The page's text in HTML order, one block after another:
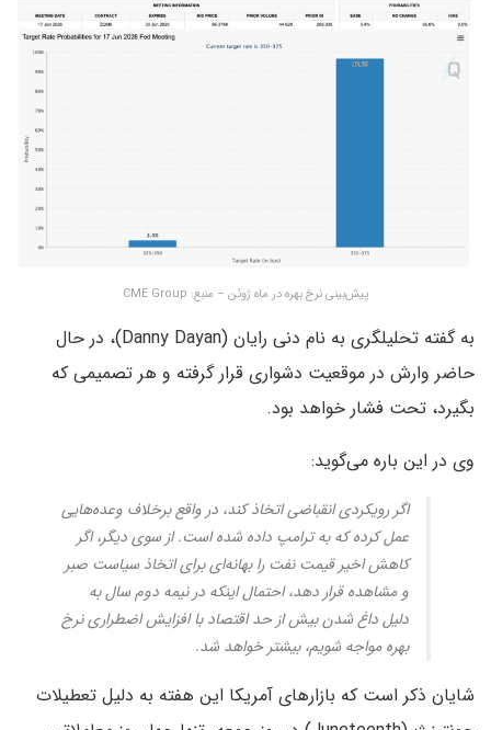
پیش‌بینی نرخ بهره در ماه ژوئن – منبع: CME Group
به گفته تحلیلگری به نام دنی رایان (Danny Dayan)، در حال
حاضر وارش در موقعیت دشواری قرار گرفته و هر تصمیمی که
بگیرد، تحت فشار خواهد بود.
وی در این باره می‌گوید:
اگر رویکردی انقباضی اتخاذ کند، در واقع برخلاف وعده‌هایی
عمل کرده که به ترامپ داده شده است. از سوی دیگر، اگر
کاهش اخیر قیمت نفت را بهانه‌ای برای اتخاذ سیاست صبر
و مشاهده قرار دهد، احتمال اینکه در نیمه دوم سال به
دلیل داغ شدن بیش از حد اقتصاد با افزایش اضطراری نرخ
بهره مواجه شویم، بیشتر خواهد شد.
شایان ذکر است که بازارهای آمریکا این هفته به دلیل تعطیلات